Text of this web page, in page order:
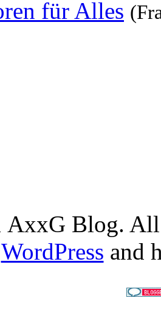
für Alles
Blog. All
WordPress and